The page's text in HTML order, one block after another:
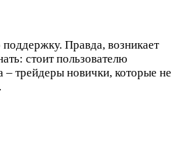
Правда, возникает
стоит пользователю
трейдеры новички, которые не